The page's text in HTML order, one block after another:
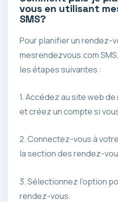
vous en utilisant
SMS?
Pour planifier un rendez-
mesrendezvous.com
les étapes suivantes :
1. Accédez au site web
et créez un compte si
2. Connectez-vous à
la section des rendez-
3. Sélectionnez l’option
rendez-vous.